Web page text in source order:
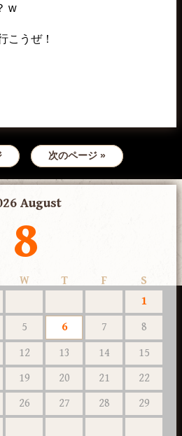
w
こうぜ！
次のページ »
August
8
W T F
S
1
5 6 7
8
12 13 14
15
19 20 21
22
26 27 28
29